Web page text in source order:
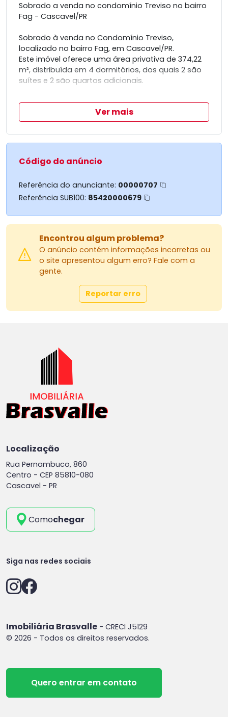
Sobrado a venda no condomínio Treviso no bairro
Fag - Cascavel/PR
Sobrado à venda no Condomínio Treviso,
localizado no bairro Fag, em Cascavel/PR.
Este imóvel oferece uma área privativa de 374,22
m², distribuída em 4 dormitórios, dos quais 2 são
suítes e 2 são quartos adicionais.
O sobrado conta com 4 vagas de garagem,
proporcionando comodidade e espaço para
veículos.
Uma excelente oportunidade para quem busca
Entre em contato para mais informações ou para
agendar uma visita.
Ver mais
Código do anúncio
Referência do anunciante: 00000707
Referência SUB100: 85420000679
Encontrou algum problema?
O anúncio contém informações incorretas ou
o site apresentou algum erro? Fale com a
gente.
Reportar erro
Localização
Rua Pernambuco, 860
Centro - CEP 85810-080
Cascavel - PR
Comochegar
Siga nas redes sociais
Imobiliária Brasvalle - CRECI J5129
© 2026 - Todos os direitos reservados.
Quero entrar em contato